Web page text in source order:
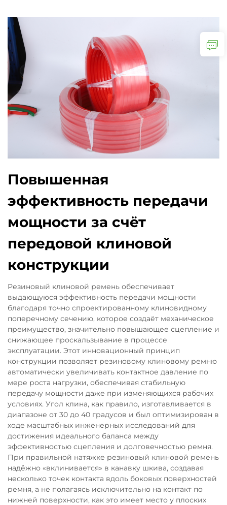
Повышенная
эффективность передачи
мощности за счёт
передовой клиновой
конструкции
Резиновый клиновой ремень обеспечивает
выдающуюся эффективность передачи мощности
благодаря точно спроектированному клиновидному
поперечному сечению, которое создаёт механическое
преимущество, значительно повышающее сцепление и
снижающее проскальзывание в процессе
эксплуатации. Этот инновационный принцип
конструкции позволяет резиновому клиновому ремню
автоматически увеличивать контактное давление по
мере роста нагрузки, обеспечивая стабильную
передачу мощности даже при изменяющихся рабочих
условиях. Угол клина, как правило, изготавливается в
диапазоне от 30 до 40 градусов и был оптимизирован в
ходе масштабных инженерных исследований для
достижения идеального баланса между
эффективностью сцепления и долговечностью ремня.
При правильной натяжке резиновый клиновой ремень
надёжно «вклинивается» в канавку шкива, создавая
несколько точек контакта вдоль боковых поверхностей
ремня, а не полагаясь исключительно на контакт по
нижней поверхности, как это имеет место у плоских